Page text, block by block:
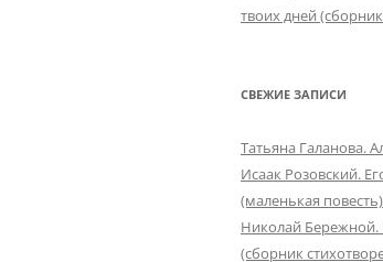
твоих дней
СВЕЖИЕ ЗАПИСИ
Татьяна Галанова.
Исаак Розовский.
(маленькая повесть)
Николай
(сборник